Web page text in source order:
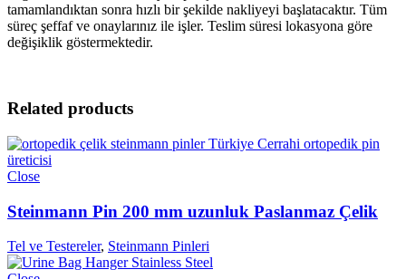
tamamlandıktan sonra hızlı bir şekilde nakliyeyi başlatacaktır. Tüm
süreç şeffaf ve onaylarınız ile işler. Teslim süresi lokasyona göre
değişiklik göstermektedir.
Related products
Close
Steinmann Pin 200 mm uzunluk Paslanmaz Çelik
Tel ve Testereler, Steinmann Pinleri